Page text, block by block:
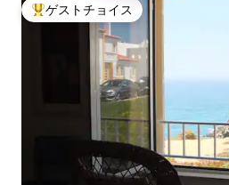
大好評のゲストチョイスです。
ゲストチョイス